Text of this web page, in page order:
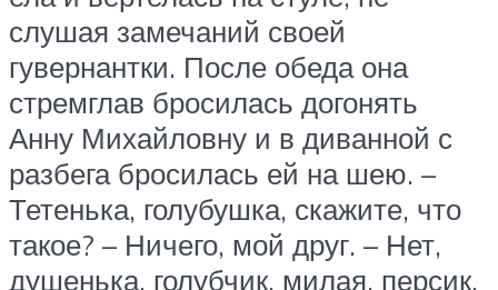
слушая замечаний своей
гувернантки. После обеда она
стремглав бросилась догонять
Анну Михайловну и в диванной с
разбега бросилась ей на шею. –
Тетенька, голубушка, скажите, что
такое? – Ничего, мой друг. – Нет,
душенька, голубчик, милая, персик,